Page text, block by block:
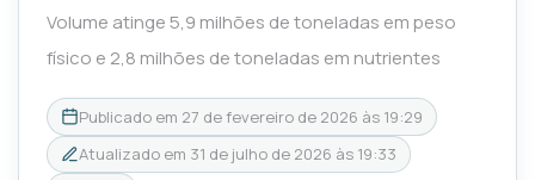
Volume atinge 5,9 milhões de toneladas em peso
físico e 2,8 milhões de toneladas em nutrientes
Publicado em 27 de fevereiro de 2026 às 19:29
Atualizado em 31 de julho de 2026 às 19:33